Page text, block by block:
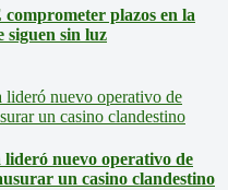
plazos en la
siguen sin luz
nuevo operativo de
un casino clandestino